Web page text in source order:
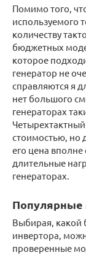
Помимо того,
используемого
количеству
бюджетных
которое
генератор не
справляются я
нет большого
генераторах
стоимостью, но
его цена
длительные
генераторах.
Популярные
Выбирая, какой
инвертора,
проверенные